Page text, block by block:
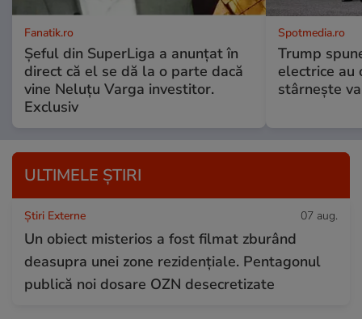
Fanatik.ro
Șeful din SuperLiga a anunțat în
direct că el se dă la o parte dacă
vine Neluțu Varga investitor.
Exclusiv
Spotmedia.ro
Trump
electrice au
stârnește
ULTIMELE ȘTIRI
Știri Externe 07 aug.
Un obiect misterios a fost filmat zburând
deasupra unei zone rezidențiale. Pentagonul
publică noi dosare OZN desecretizate